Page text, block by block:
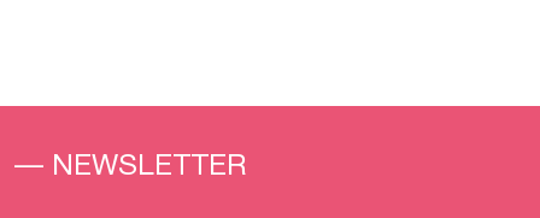
— NEWSLETTER